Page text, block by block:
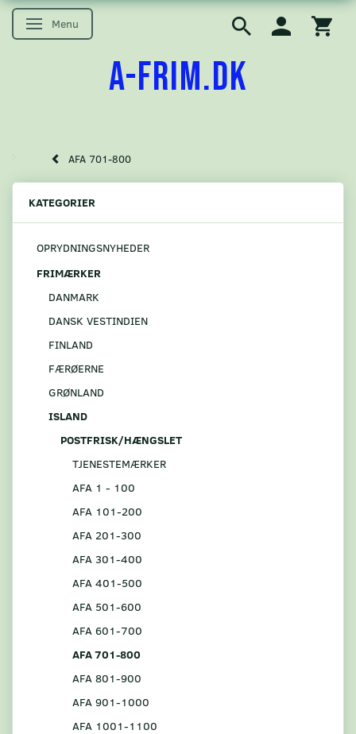
Skifte navigation
Menu
A-FRIM.DK
AFA 701-800
KATEGORIER
OPRYDNINGSNYHEDER
FRIMÆRKER
DANMARK
DANSK VESTINDIEN
FINLAND
FÆRØERNE
GRØNLAND
ISLAND
POSTFRISK/HÆNGSLET
TJENESTEMÆRKER
AFA 1 - 100
AFA 101-200
AFA 201-300
AFA 301-400
AFA 401-500
AFA 501-600
AFA 601-700
AFA 701-800
AFA 801-900
AFA 901-1000
AFA 1001-1100